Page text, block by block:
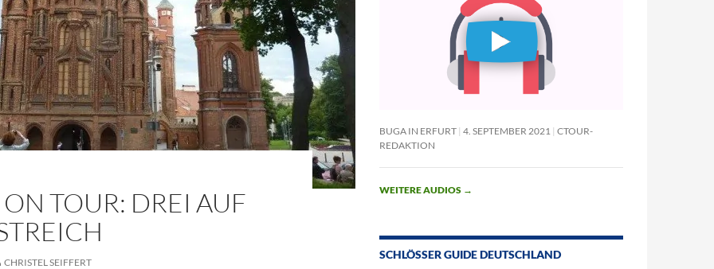
TOUR: DREI AUF
CHRISTEL SEIFFERT
BUGA IN ERFURT 4. SEPTEMBER 2021
CTOUR-
REDAKTION
WEITERE AUDIOS →
SCHLÖSSER GUIDE DEUTSCHLAND